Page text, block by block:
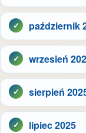
październik
wrzesień
sierpień
lipiec 2025